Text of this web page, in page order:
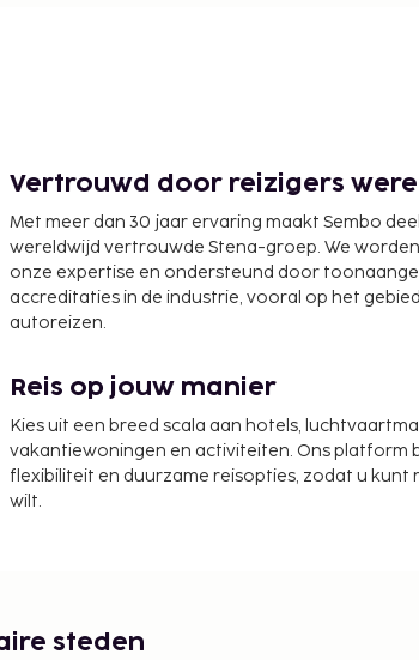
Vertrouwd door reizigers
Met meer dan 30 jaar ervaring maakt Sembo
wereldwijd vertrouwde Stena-groep. We
onze expertise en ondersteund door
accreditaties in de industrie, vooral op het
autoreizen.
Reis op jouw manier
Kies uit een breed scala aan hotels,
vakantiewoningen en activiteiten. Ons platform
flexibiliteit en duurzame reisopties, zodat u kunt
wilt.
steden